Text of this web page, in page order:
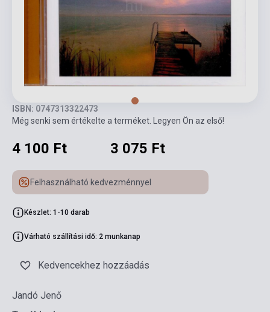
ISBN: 0747313322473
Még senki sem értékelte a terméket. Legyen Ön az első!
4 100 Ft 3 075 Ft
Felhasználható kedvezménnyel
Készlet: 1-10 darab
Várható szállítási idő: 2 munkanap
Kedvencekhez hozzáadás
Jandó Jenő